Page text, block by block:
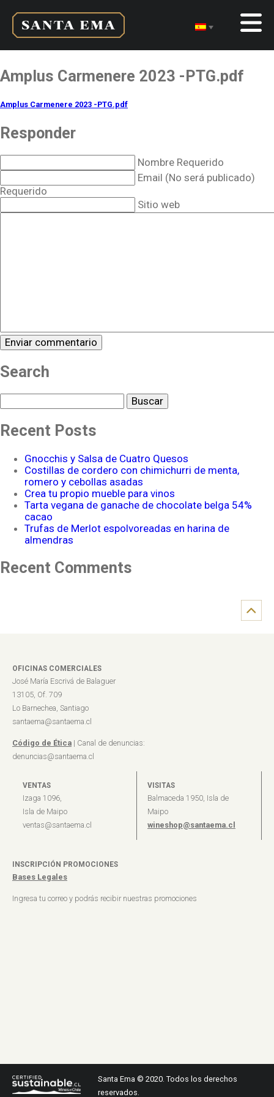
Amplus Carmenere 2023 -PTG.pdf
Amplus Carmenere 2023 -PTG.pdf
Responder
Nombre Requerido
Email (No será publicado)
Requerido
Sitio web
Search
Recent Posts
Gnocchis y Salsa de Cuatro Quesos
Costillas de cordero con chimichurri de menta,
romero y cebollas asadas
Crea tu propio mueble para vinos
Tarta vegana de ganache de chocolate belga 54%
cacao
Trufas de Merlot espolvoreadas en harina de
almendras
Recent Comments
OFICINAS COMERCIALES
José María Escrivá de Balaguer
13105, Of. 709
Lo Barnechea, Santiago
santaema@santaema.cl
Código de Ética | Canal de denuncias:
denuncias@santaema.cl
VENTAS
Izaga 1096,
Isla de Maipo
ventas@santaema.cl
VISITAS
Balmaceda 1950, Isla de
Maipo
wineshop@santaema.cl
INSCRIPCIÓN PROMOCIONES
Bases Legales
Ingresa tu correo y podrás recibir nuestras promociones
Santa Ema © 2020. Todos los derechos
reservados.